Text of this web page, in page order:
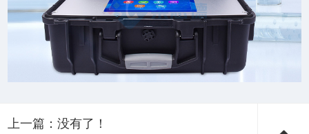
上一篇：没有了！